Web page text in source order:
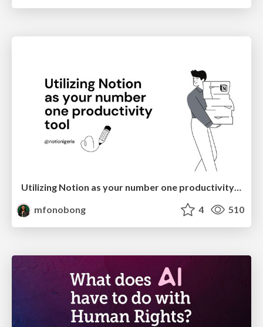
Utilizing Notion as your number one productivity tool
mfonobong
4 510